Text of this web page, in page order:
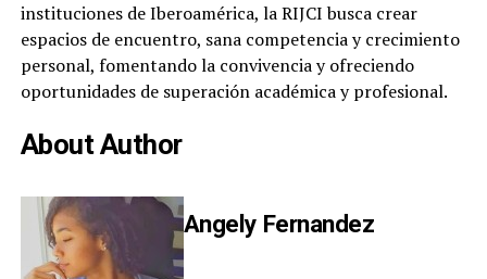
instituciones de Iberoamérica, la RIJCI busca crear
espacios de encuentro, sana competencia y crecimiento
personal, fomentando la convivencia y ofreciendo
oportunidades de superación académica y profesional.
About Author
Angely Fernandez